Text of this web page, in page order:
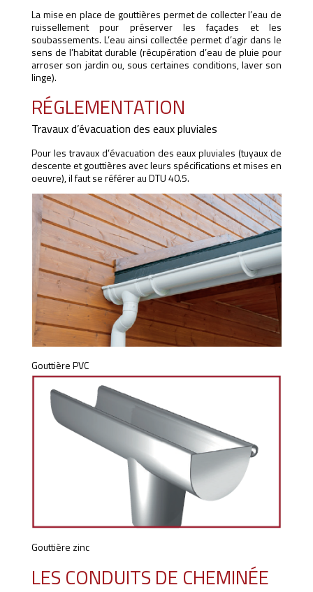
La mise en place de gouttières permet de collecter l’eau de
ruissellement pour préserver les façades et les
soubassements. L’eau ainsi collectée permet d’agir dans le
sens de l’habitat durable (récupération d’eau de pluie pour
arroser son jardin ou, sous certaines conditions, laver son
linge).
RÉGLEMENTATION
Travaux d’évacuation des eaux pluviales
Pour les travaux d’évacuation des eaux pluviales (tuyaux de
descente et gouttières avec leurs spécifications et mises en
oeuvre), il faut se référer au DTU 40.5.
Gouttière PVC
Gouttière zinc
LES CONDUITS DE CHEMINÉE